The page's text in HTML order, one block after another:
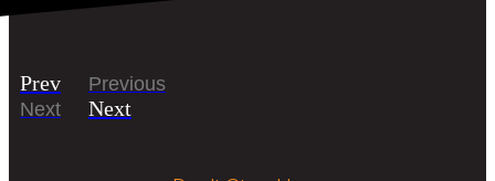
Prev
Previous
Next
Next